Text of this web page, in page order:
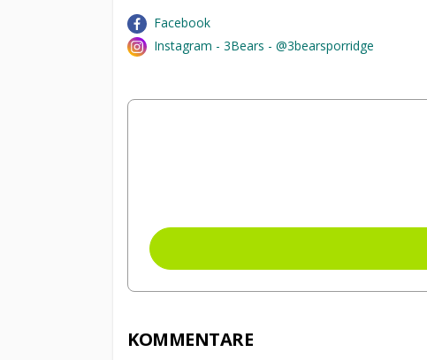
Facebook
Instagram - 3Bears - @3bearsporridge
KOMMENTARE